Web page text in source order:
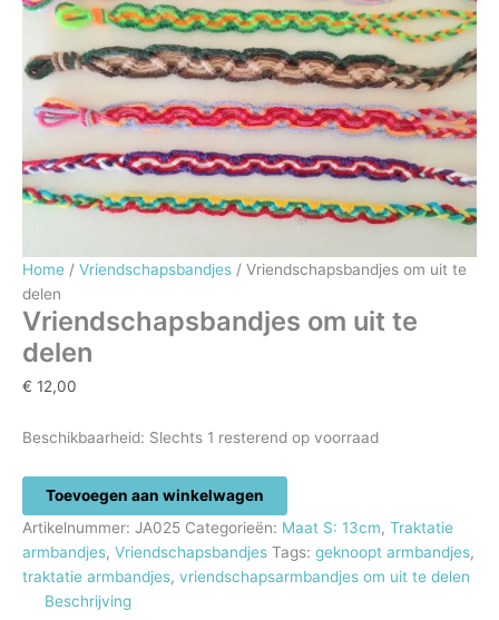
Home / Vriendschapsbandjes / Vriendschapsbandjes om uit te
delen
Vriendschapsbandjes om uit te
delen
€ 12,00
Beschikbaarheid: Slechts 1 resterend op voorraad
Vriendschapsbandjes
om
uit
te
delen
aantal
Toevoegen aan winkelwagen
Artikelnummer: JA025 Categorieën: Maat S: 13cm, Traktatie
armbandjes, Vriendschapsbandjes Tags: geknoopt armbandjes,
traktatie armbandjes, vriendschapsarmbandjes om uit te delen
Beschrijving